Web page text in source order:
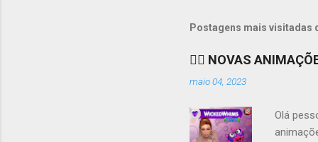
Postagens mais visitadas
❤️‍🔥 NOVAS
maio 04, 2023
Olá